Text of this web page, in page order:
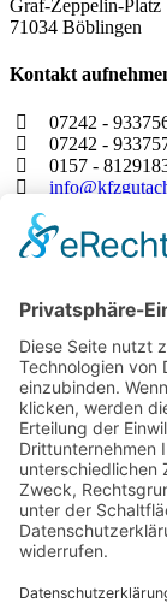
Graf-Zeppelin-Platz
71034 Böblingen
Kontakt
07242 -
07242 -
0157 -
Leistungen
Kfz Gutachter
Unfallgutachten
Gebrauchtwagen-
Oldtimer Gutachten
KFZ-Gutachten
Sachverständiger
Mehrsprachiger
Kooperation
Ratgeber nach
Ablauf nach dem
Totalschaden